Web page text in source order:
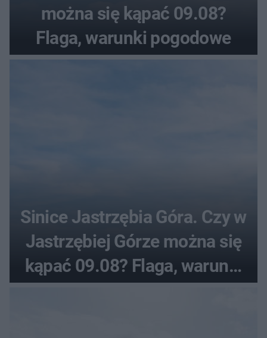
można się kąpać 09.08?
Flaga, warunki pogodowe
Sinice Jastrzębia Góra. Czy w
Jastrzębiej Górze można się
kąpać 09.08? Flaga, warunki
pogodowe